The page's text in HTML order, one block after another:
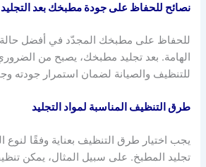
نصائح للحفاظ على جودة مطبخك بعد التجليد
للحفاظ على مطبخك المجدّد في أفضل
الهامة. بعد تجليد مطبخك، يصبح من
للتنظيف والصيانة لضمان استمرار جودته
طرق التنظيف المناسبة لمواد التجليد
يجب اختيار طرق التنظيف بعناية وفقًا لنوع
تجليد المطبخ. على سبيل المثال، يمكن